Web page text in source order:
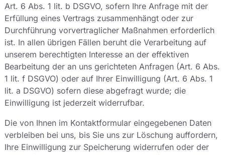
Art. 6 Abs. 1 lit. b DSGVO, sofern Ihre Anfrage mit der
Erfüllung eines Vertrags zusammenhängt oder zur
Durchführung vorvertraglicher Maßnahmen erforderlich
ist. In allen übrigen Fällen beruht die Verarbeitung auf
unserem berechtigten Interesse an der effektiven
Bearbeitung der an uns gerichteten Anfragen (Art. 6 Abs.
1 lit. f DSGVO) oder auf Ihrer Einwilligung (Art. 6 Abs. 1
lit. a DSGVO) sofern diese abgefragt wurde; die
Einwilligung ist jederzeit widerrufbar.
Die von Ihnen im Kontaktformular eingegebenen Daten
verbleiben bei uns, bis Sie uns zur Löschung auffordern,
Ihre Einwilligung zur Speicherung widerrufen oder der